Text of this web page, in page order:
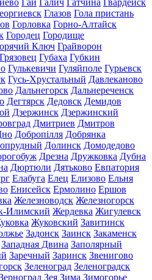
Гай Галич Гатчина Гвардейск
Глазов Гола пристань
Горловка Горно-Алтайск
Городец Городище
Ключ Грайворон
Грязовец Губаха Губкин
Гулькевичи Гуляйполе Гурьевск
Гусь-Хрустальный Давлеканово
Дальнегорск Дальнереченск
Дегтярск Дедовск Демидов
Дзержинск Дзержинский
Дмитриев Дмитров
Добропілля Добрянка
Долинск Домодедово
Дрезна Дружковка Дубна
Дюртюли Дятьково Евпатория
Елабуга Елец Елизово Ельня
Енисейск Ермолино Ершов
Железноводск Железногорск
Илимский Жердевка Жигулевск
Жуковский Завитинск
Задонск Заинск Закаменск
Западная Двина Заполярный
Заречный Заринск Звенигово
Зеленоград Зеленоградск
Зея Зима Зимогорье